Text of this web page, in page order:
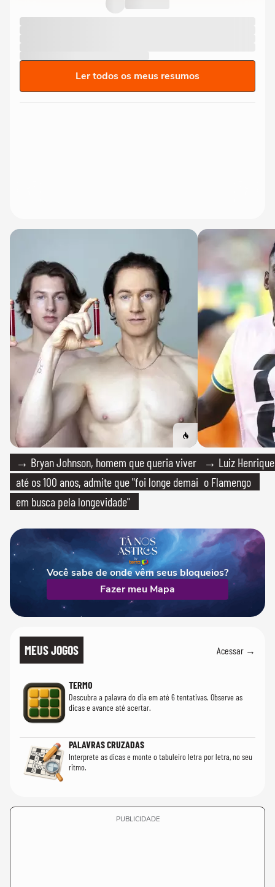
Ler todos os meus resumos
→ Bryan Johnson, homem que queria viver
até os 100 anos, admite que "foi longe demais
em busca pela longevidade"
→ Luiz
o Flamengo
Você sabe de onde vêm seus bloqueios?
Fazer meu Mapa
MEUS JOGOS Acessar →
TERMO
Descubra a palavra do dia em até 6 tentativas. Observe as
dicas e avance até acertar.
PALAVRAS CRUZADAS
Interprete as dicas e monte o tabuleiro letra por letra, no seu
ritmo.
PUBLICIDADE